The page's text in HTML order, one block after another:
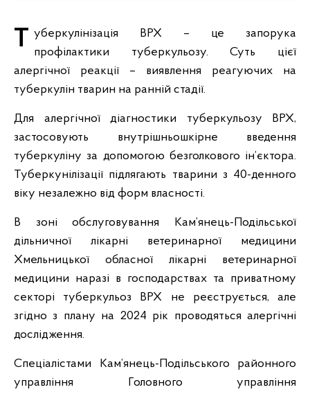
Туберкулінізація ВРХ – це запорука профілактики туберкульозу. Суть цієї
алергічної реакції – виявлення реагуючих на
туберкулін тварин на ранній стадії.
Для алергічної діагностики туберкульозу ВРХ,
застосовують внутрішньошкірне введення
туберкуліну за допомогою безголкового ін’єктора.
Туберкунілізації підлягають тварини з 40-денного
віку незалежно від форм власності.
В зоні обслуговування Кам’янець-Подільської
дільничної лікарні ветеринарної медицини
Хмельницької обласної лікарні ветеринарної
медицини наразі в господарствах та приватному
секторі туберкульоз ВРХ не реєструється, але
згідно з плану на 2024 рік проводяться алергічні
дослідження.
Спеціалістами Кам’янець-Подільського районного
управління Головного управління